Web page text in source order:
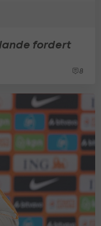
fordert
8